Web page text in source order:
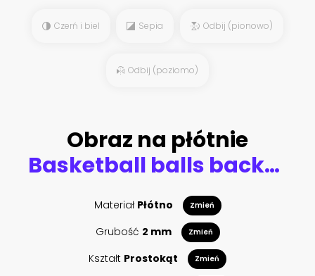
Czerń i biel Sepia Odbij (pionowo)
Odbij (poziomo)
Obraz na płótnie
Basketball balls background
Materiał Płótno Zmień
Grubość 2 mm Zmień
Kształt Prostokąt Zmień